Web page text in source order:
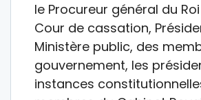
le Procureur général du
Cour de cassation,
Ministère public, des
gouvernement, les
instances